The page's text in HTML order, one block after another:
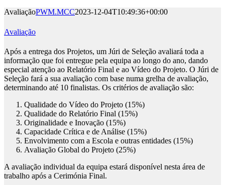
AvaliaçãoPWM.MCC2023-12-04T10:49:36+00:00
Avaliação
Após a entrega dos Projetos, um Júri de Seleção avaliará toda a
informação que foi entregue pela equipa ao longo do ano, dando
especial atenção ao Relatório Final e ao Vídeo do Projeto. O Júri de
Seleção fará a sua avaliação com base numa grelha de avaliação,
determinando até 10 finalistas. Os critérios de avaliação são:
Qualidade do Vídeo do Projeto (15%)
Qualidade do Relatório Final (15%)
Originalidade e Inovação (15%)
Capacidade Crítica e de Análise (15%)
Envolvimento com a Escola e outras entidades (15%)
Avaliação Global do Projeto (25%)
A avaliação individual da equipa estará disponível nesta área de
trabalho após a Cerimónia Final.